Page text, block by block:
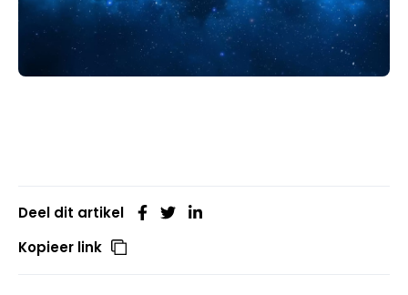
Deel dit artikel
Kopieer link